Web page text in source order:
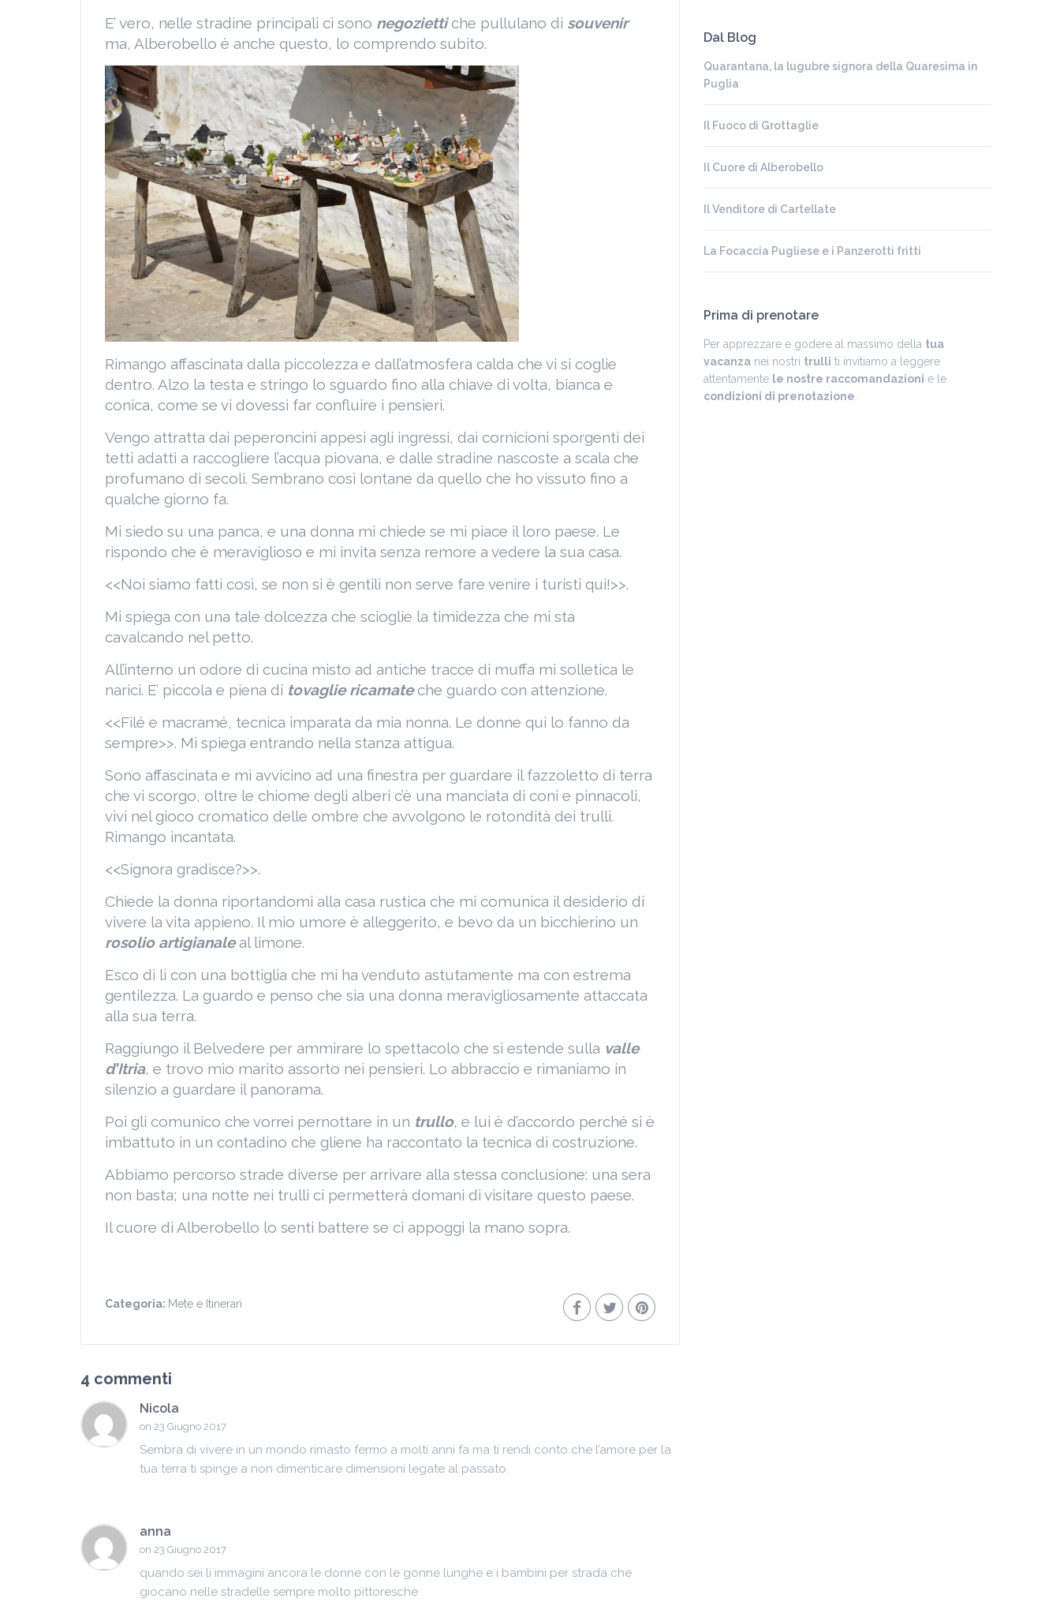
E’ vero, nelle stradine principali ci sono negoziettiche pullulano di souvenir
ma, Alberobello è anche questo, lo comprendo subito.
Rimango affascinata dalla piccolezza e dall’atmosfera calda che vi si coglie
dentro. Alzo la testa e stringo lo sguardo fino alla chiave di volta, bianca e
conica, come se vi dovessi far confluire i pensieri.
Vengo attratta dai peperoncini appesi agli ingressi, dai cornicioni sporgenti dei
tetti adatti a raccogliere l’acqua piovana, e dalle stradine nascoste a scala che
profumano di secoli. Sembrano così lontane da quello che ho vissuto fino a
qualche giorno fa.
Mi siedo su una panca, e una donna mi chiede se mi piace il loro paese. Le
rispondo che è meraviglioso e mi invita senza remore a vedere la sua casa.
<<Noi siamo fatti così, se non si è gentili non serve fare venire i turisti qui!>>.
Mi spiega con una tale dolcezza che scioglie la timidezza che mi sta
cavalcando nel petto.
All’interno un odore di cucina misto ad antiche tracce di muffa mi solletica le
narici. E’ piccola e piena di tovaglie ricamateche guardo con attenzione.
<<Filé e macramé, tecnica imparata da mia nonna. Le donne qui lo fanno da
sempre>>. Mi spiega entrando nella stanza attigua.
Sono affascinata e mi avvicino ad una finestra per guardare il fazzoletto di terra
che vi scorgo, oltre le chiome degli alberi c’è una manciata di coni e pinnacoli,
vivi nel gioco cromatico delle ombre che avvolgono le rotondità dei trulli.
Rimango incantata.
<<Signora gradisce?>>.
Chiede la donna riportandomi alla casa rustica che mi comunica il desiderio di
vivere la vita appieno. Il mio umore è alleggerito, e bevo da un bicchierino un
rosolio artigianaleal limone.
Esco di lì con una bottiglia che mi ha venduto astutamente ma con estrema
gentilezza. La guardo e penso che sia una donna meravigliosamente attaccata
alla sua terra.
Raggiungo il Belvedere per ammirare lo spettacolo che si estende sulla valle
d’Itria, e trovo mio marito assorto nei pensieri. Lo abbraccio e rimaniamo in
silenzio a guardare il panorama.
Poi gli comunico che vorrei pernottare in un trullo, e lui è d’accordo perché si è
imbattuto in un contadino che gliene ha raccontato la tecnica di costruzione.
Abbiamo percorso strade diverse per arrivare alla stessa conclusione: una sera
non basta; una notte nei trulli ci permetterà domani di visitare questo paese.
Il cuore di Alberobello lo senti battere se ci appoggi la mano sopra.
Categoria: Mete e Itinerari
4 commenti
Nicola
on 23 Giugno 2017
Sembra di vivere in un mondo rimasto fermo a molti anni fa ma ti rendi conto che l’amore per la
tua terra ti spinge a non dimenticare dimensioni legate al passato.
anna
on 23 Giugno 2017
quando sei li immagini ancora le donne con le gonne lunghe e i bambini per strada che
giocano nelle stradelle sempre molto pittoresche
Dal Blog
Quarantana, la lugubre signora della Quaresima in
Puglia
Il Fuoco di Grottaglie
Il Cuore di Alberobello
Il Venditore di Cartellate
La Focaccia Pugliese e i Panzerotti fritti
Prima di prenotare
Per apprezzare e godere al massimo della tua
vacanza nei nostri trulli ti invitiamo a leggere
attentamente le nostre raccomandazioni e le
condizioni di prenotazione